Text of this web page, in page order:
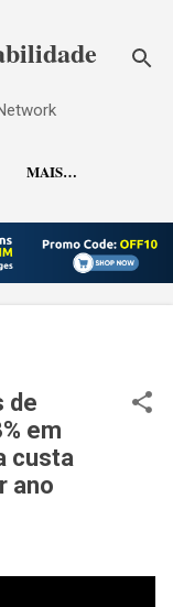
MAIS…
de
em
custa
ano